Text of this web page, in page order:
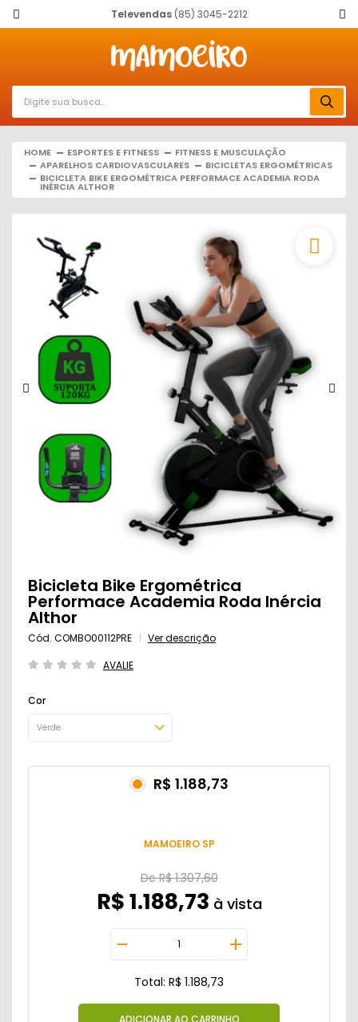
Televendas(85) 3045-2212
HOME ESPORTES E FITNESS
FITNESS E MUSCULAÇÃO
APARELHOS CARDIOVASCULARES
BICICLETAS ERGOMÉTRICAS
BICICLETA BIKE ERGOMÉTRICA PERFORMACE ACADEMIA RODA
INÉRCIA ALTHOR
Bicicleta Bike Ergométrica
Performace Academia Roda Inércia
Althor
Cód. COMBO00112PRE
Ver descrição
AVALIE
Cor
R$ 1.188,73
MAMOEIRO SP
DeR$ 1.307,60
R$ 1.188,73
Total: R$ 1.188,73